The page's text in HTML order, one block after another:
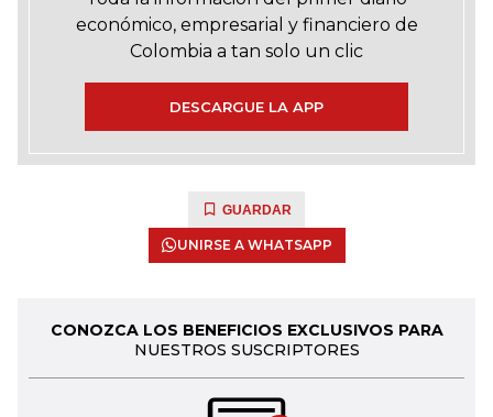
económico, empresarial y financiero de
Colombia a tan solo un clic
DESCARGUE LA APP
GUARDAR
UNIRSE A WHATSAPP
CONOZCA LOS BENEFICIOS EXCLUSIVOS PARA
NUESTROS SUSCRIPTORES